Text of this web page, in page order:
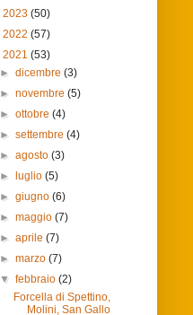
2023 (50)
2022 (57)
2021 (53)
►dicembre(3)
►novembre(5)
►ottobre(4)
►settembre(4)
►agosto(3)
►luglio(5)
►giugno(6)
►maggio(7)
►aprile(7)
►marzo(7)
▼febbraio(2)
Forcella di Spettino,
Molini, San Gallo